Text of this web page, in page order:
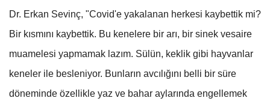
Dr. Erkan Sevinç, "Covid'e yakalanan herkesi kaybettik mi?
Bir kısmını kaybettik. Bu kenelere bir arı, bir sinek vesaire
muamelesi yapmamak lazım. Sülün, keklik gibi hayvanlar
keneler ile besleniyor. Bunların avcılığını belli bir süre
döneminde özellikle yaz ve bahar aylarında engellemek